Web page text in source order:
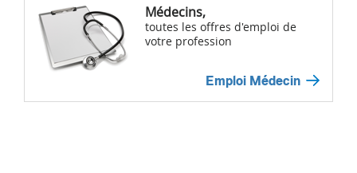
Médecins,
toutes les offres d'emploi de
votre profession
Emploi Médecin